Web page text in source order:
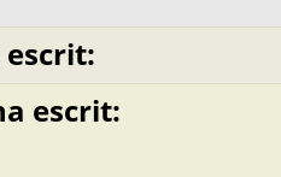
escrit:
escrit: